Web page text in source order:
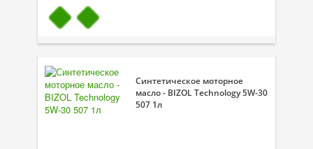
Синтетическое моторное
масло - BIZOL Technology 5W-30
507 1л